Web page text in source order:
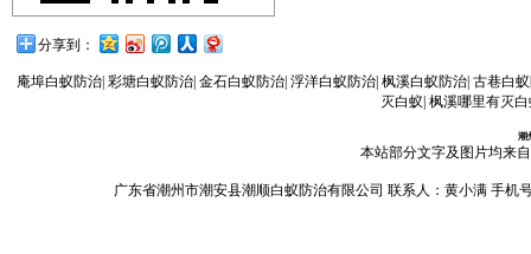
分享到：
庵埠白蚁防治| 彩塘白蚁防治| 金石白蚁防治| 浮洋白蚁防治| 枫溪白蚁防治| 古巷白
灭白蚁 枫溪哪里有灭白
潮
本站部分文字及图片均来
广东省潮州市潮安县潮顺白蚁防治有限公司 联系人：黄小满 手机